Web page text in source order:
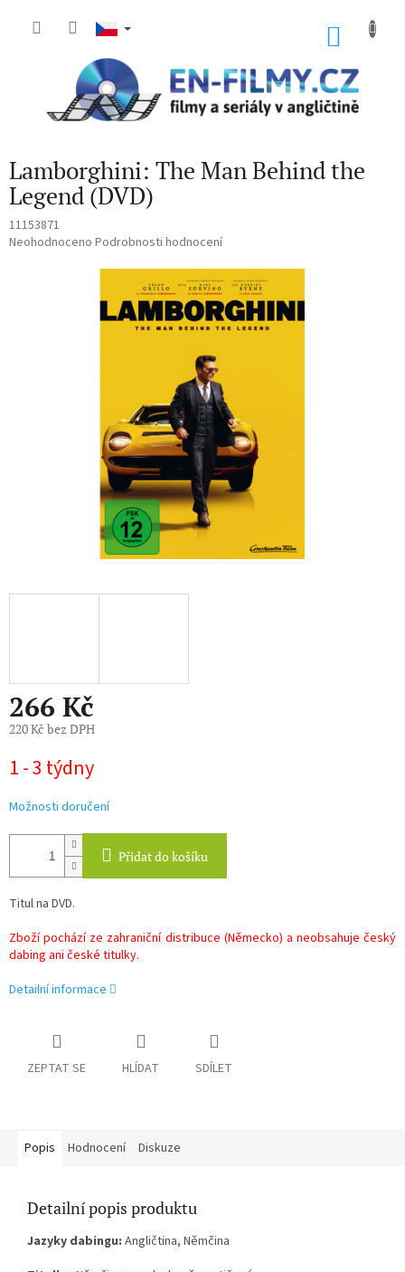
Lamborghini: The Man Behind the
Legend (DVD)
11153871
Průměrné
Neohodnoceno Podrobnosti hodnocení
266 Kč
220 Kč bez DPH
cena:
1 - 3 týdny
Možnosti doručení
Přidat do košíku
Titul na DVD.
Zboží pochází ze zahraniční distribuce (Německo) a neobsahuje český
dabing ani české titulky.
Detailní informace
ZEPTAT SE HLÍDAT SDÍLET
Popis Hodnocení Diskuze
Detailní popis produktu
Jazyky dabingu: Angličtina, Němčina